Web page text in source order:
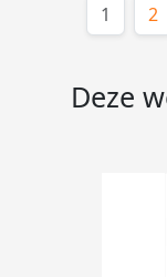
1 2
Deze